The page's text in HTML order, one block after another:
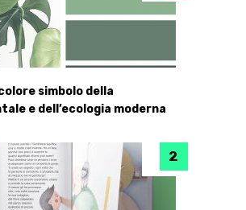
simbolo della
e dell’ecologia moderna